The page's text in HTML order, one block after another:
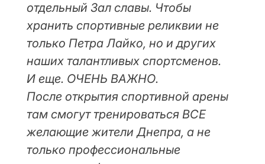
отдельный Зал славы. Чтобы
хранить спортивные реликвии не
только Петра Лайко, но и других
наших талантливых спортсменов.
И еще. ОЧЕНЬ ВАЖНО.
После открытия спортивной арены
там смогут тренироваться ВСЕ
желающие жители Днепра, а не
только профессиональные